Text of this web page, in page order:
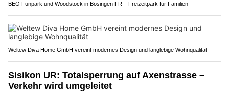
BEO Funpark und Woodstock in Bösingen FR – Freizeitpark für Familien
Weltew Diva Home GmbH vereint modernes Design und langlebige Wohnqualität
Sisikon UR: Totalsperrung auf Axenstrasse –
Verkehr wird umgeleitet